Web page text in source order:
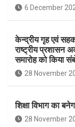
6 December
केन्द्रीय गृह एवं
राष्ट्रीय प्रशासन
समारोह को किया
28 November
शिक्षा विभाग का
28 November